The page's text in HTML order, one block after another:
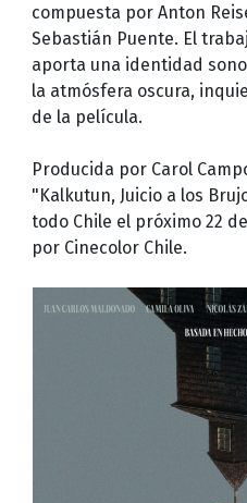
compuesta por Anton
Sebastián Puente. El
aporta una identidad
la atmósfera oscura,
de la película.
Producida por Carol
"Kalkutun, Juicio a los
todo Chile el próximo 22
por Cinecolor Chile.